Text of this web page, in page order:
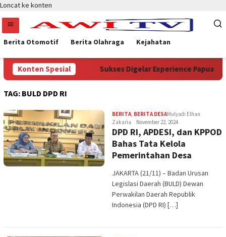
Loncat ke konten
Berita Otomotif Berita Olahraga Kejahatan
Konten Spesial
Kehutanan Sukses Digelar Experience Papua
TAG: BULD DPD RI
BERITA, BERITA DESAMulyadi Elhan
Zakaria
November 22, 2024
DPD RI, APDESI, dan KPPOD
Bahas Tata Kelola
Pemerintahan Desa
JAKARTA (21/11) – Badan Urusan
Legislasi Daerah (BULD) Dewan
Perwakilan Daerah Republik
Indonesia (DPD RI) […]